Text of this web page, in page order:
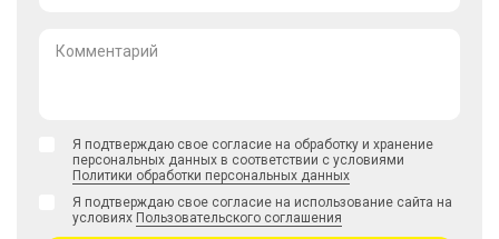
Комментарий
Я подтверждаю свое согласие на обработку и хранение
персональных данных в соответствии с условиями
Политики обработки персональных данных
Я подтверждаю свое согласие на использование сайта на
условиях Пользовательского соглашения